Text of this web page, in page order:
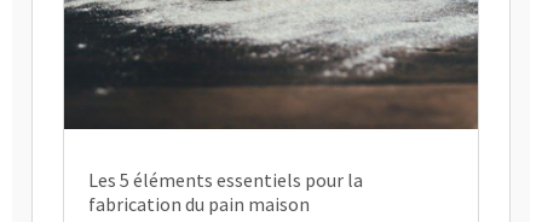
Les 5 éléments essentiels pour la
fabrication du pain maison